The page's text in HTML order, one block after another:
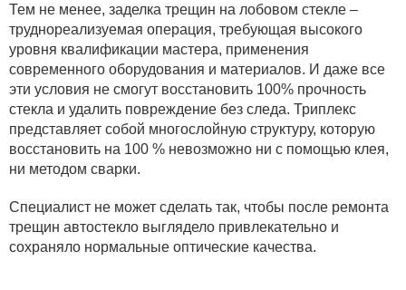
Тем не менее, заделка трещин на лобовом стекле –
труднореализуемая операция, требующая высокого
уровня квалификации мастера, применения
современного оборудования и материалов. И даже все
эти условия не смогут восстановить 100% прочность
стекла и удалить повреждение без следа. Триплекс
представляет собой многослойную структуру, которую
восстановить на 100 % невозможно ни с помощью клея,
ни методом сварки.
Специалист не может сделать так, чтобы после ремонта
трещин автостекло выглядело привлекательно и
сохраняло нормальные оптические качества.